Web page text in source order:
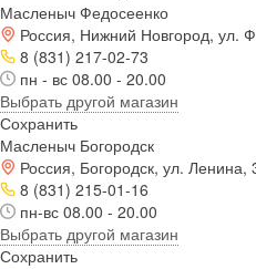
Масленыч Федосеенко
Россия, Нижний Новгород, ул.
8 (831) 217-02-73
пн - вс 08.00 - 20.00
Выбрать другой магазин
Сохранить
Масленыч Богородск
Россия, Богородск, ул. Ленина,
8 (831) 215-01-16
пн-вс 08.00 - 20.00
Выбрать другой магазин
Сохранить